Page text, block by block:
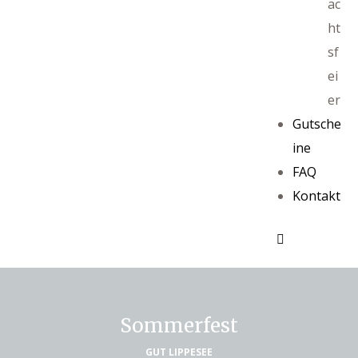
ac
ht
sf
ei
er
Gutsche
ine
FAQ
Kontakt
Sommerfest
GUT LIPPESEE